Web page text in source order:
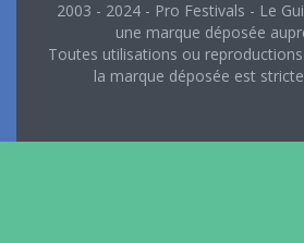
2003 - 2024 - Pro Festivals - Le
une marque déposée
Toutes utilisations ou
la marque déposée est